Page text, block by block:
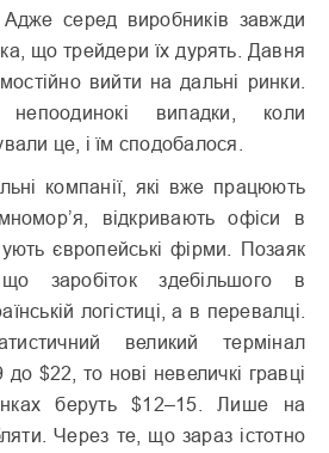
серед виробників завжди
що трейдери їх дурять. Давня
вийти на дальні ринки.
випадки, коли
це, і їм сподобалося.
компанії, які вже працюють
відкривають офіси в
європейські фірми. Позаяк
заробіток здебільшого в
логістиці, а в перевалці.
великий термінал
до $22, то нові невеличкі гравці
беруть $12–15. Лише на
Через те, що зараз істотно